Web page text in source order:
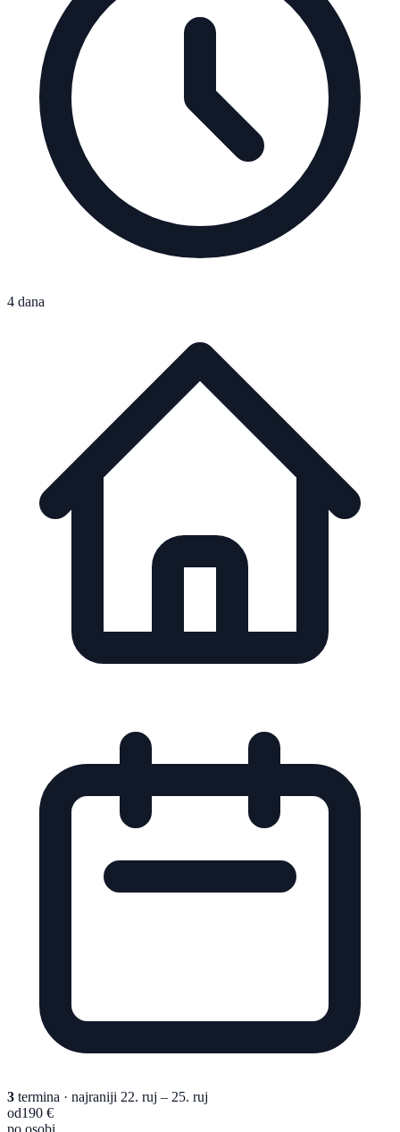
4 dana
3 termina · najraniji 22. ruj – 25. ruj
od190 €
po osobi